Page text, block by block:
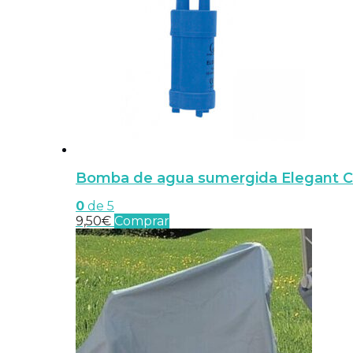
Bomba de agua sumergida Elegant
0 de 5
9,50€ Comprar